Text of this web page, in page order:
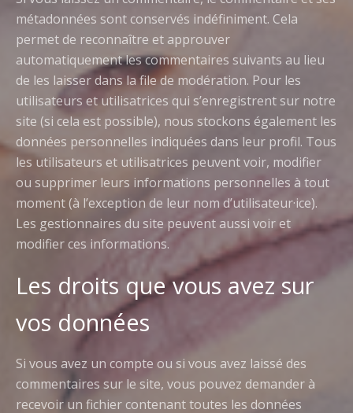
métadonnées sont conservés indéfiniment. Cela
permet de reconnaître et approuver
automatiquement les commentaires suivants au lieu
de les laisser dans la file de modération. Pour les
utilisateurs et utilisatrices qui s’enregistrent sur notre
site (si cela est possible), nous stockons également les
données personnelles indiquées dans leur profil. Tous
les utilisateurs et utilisatrices peuvent voir, modifier
ou supprimer leurs informations personnelles à tout
moment (à l’exception de leur nom d’utilisateur·ice).
Les gestionnaires du site peuvent aussi voir et
modifier ces informations.
Les droits que vous avez sur
vos données
Si vous avez un compte ou si vous avez laissé des
commentaires sur le site, vous pouvez demander à
recevoir un fichier contenant toutes les données